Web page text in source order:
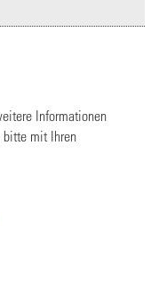
Informationen
bitte mit Ihren